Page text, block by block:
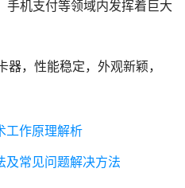
手机支付等领域内发挥着巨大
，性能稳定，外观新颖，
工作原理解析
及常见问题解决方法